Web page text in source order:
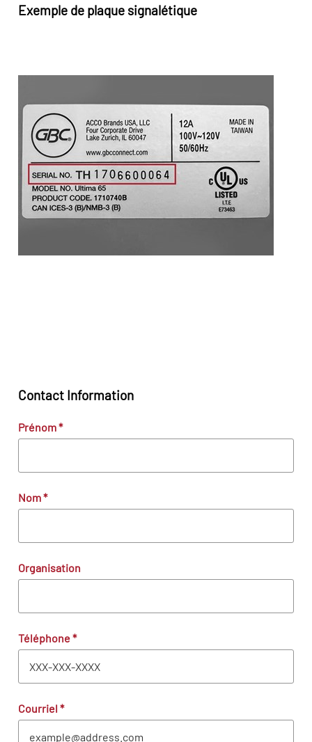
Exemple de plaque signalétique
Contact Information
Prénom*
Nom*
Organisation
Téléphone*
Courriel *